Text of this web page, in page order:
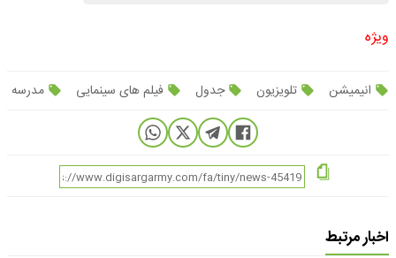
ویژه
انیمیشن تلویزیون جدول فیلم های سینمایی مدرسه
اخبار مرتبط